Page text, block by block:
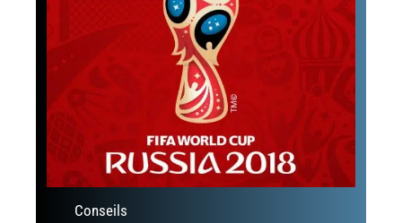
Conseils